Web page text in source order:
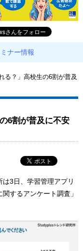
ナー情報
る？」高校生の6割が普及
6割が普及に不安
3日、学習管理アプリ
するアンケート調査」